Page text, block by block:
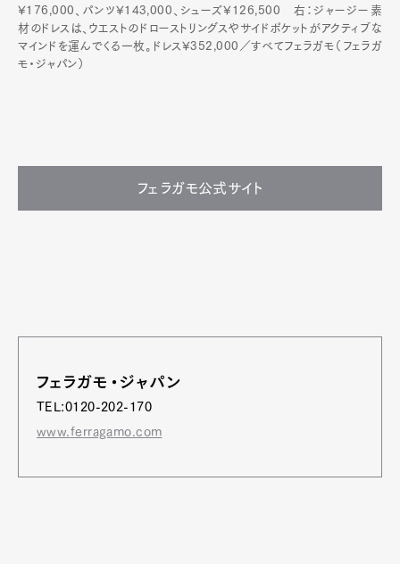
¥176,000、パンツ¥143,000、シューズ¥126,500 右：ジャージー素
材のドレスは、ウエストのドローストリングスやサイドポケットがアクティブな
マインドを運んでくる一枚。ドレス¥352,000／すべてフェラガモ（フェラガ
モ・ジャパン）
フェラガモ公式サイト
フェラガモ・ジャパン
TEL:0120-202-170
www.ferragamo.com